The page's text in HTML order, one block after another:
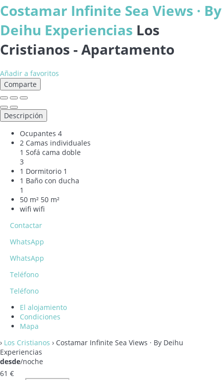
Costamar Infinite Sea Views · By
Deihu Experiencias Los
Cristianos -Apartamento
Añadir a favoritos
Comparte
Descripción
Ocupantes 4
2 Camas individuales
1 Sofá cama doble
3
1 Dormitorio 1
1 Baño con ducha
1
50 m² 50 m²
wifi wifi
Contactar
WhatsApp
WhatsApp
Teléfono
Teléfono
El alojamiento
Condiciones
Mapa
› Los Cristianos › Costamar Infinite Sea Views · By Deihu
Experiencias
desde/noche
61 €